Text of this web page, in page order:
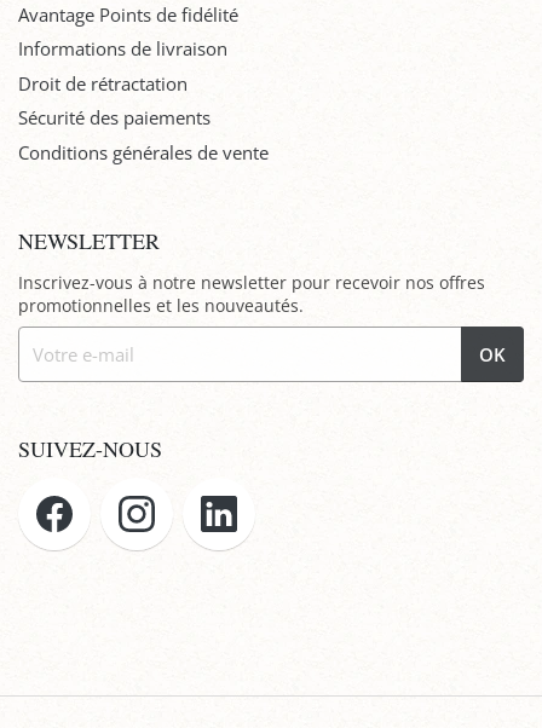
Avantage Points de fidélité
Informations de livraison
Droit de rétractation
Sécurité des paiements
Conditions générales de vente
NEWSLETTER
Inscrivez-vous à notre newsletter pour recevoir nos offres
promotionnelles et les nouveautés.
OK
SUIVEZ-NOUS